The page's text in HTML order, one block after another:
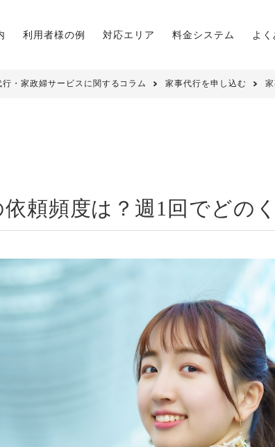
利用者様の例 対応エリア 料金システム よ
行・家政婦サービスに関するコラム 家事代行を申し込む
頼頻度は？週1回でどの